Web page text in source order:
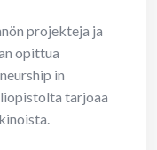
projekteja ja
opittua
in
tarjoaa